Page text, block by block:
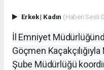
Erkek| Kadın (Haberi Sesli
İl Emniyet
Göçmen
Şube Müdürlüğü